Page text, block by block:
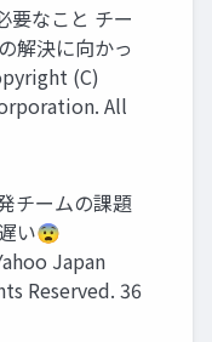
要なこと チー
解決に向かっ
(C)
All
チームの課題
い😨
Japan
Reserved. 36